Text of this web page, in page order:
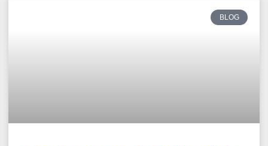
BLOG